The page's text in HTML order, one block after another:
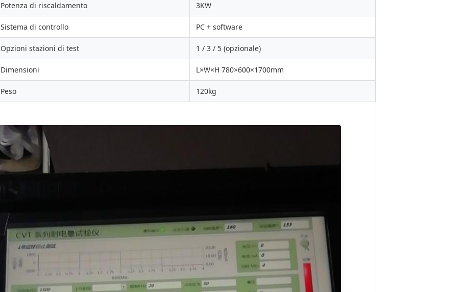
Potenza di riscaldamento 3KW
Sistema di controllo PC + software
Opzioni stazioni di test 1 / 3 / 5 (opzionale)
Dimensioni L×W×H 780×600×1700mm
Peso 120kg